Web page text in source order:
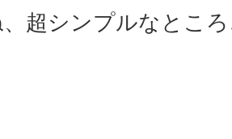
超シンプルなとこ